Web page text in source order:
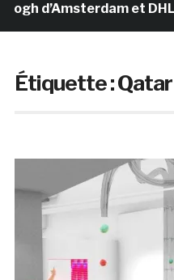
d’Amsterdam et DHL
Étiquette :Qatar